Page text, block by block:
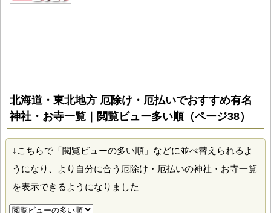
北海道・東北地方 厄除け・厄払いでおすすめ有名
神社・お寺一覧｜閲覧ビュー多い順（ページ38）
↓こちらで「閲覧ビューの多い順」などに並べ替えられるよ
うになり、より自分に合う厄除け・厄払いの神社・お寺一覧
を表示できるようになりました